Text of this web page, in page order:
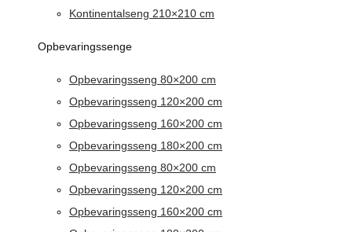
Kontinentalseng 210×210 cm
Opbevaringssenge
Opbevaringsseng 80×200 cm
Opbevaringsseng 120×200 cm
Opbevaringsseng 160×200 cm
Opbevaringsseng 180×200 cm
Opbevaringsseng 80×200 cm
Opbevaringsseng 120×200 cm
Opbevaringsseng 160×200 cm